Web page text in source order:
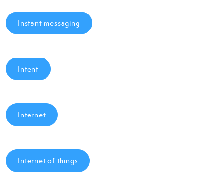
Instant messaging
Intent
Internet
Internet of things